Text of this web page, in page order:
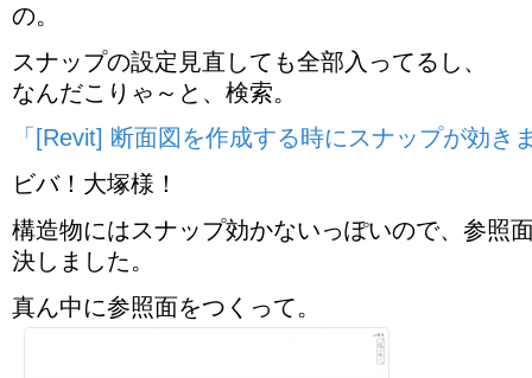
の。
スナップの設定見直しても全部入ってるし、
なんだこりゃ～と、検索。
「[Revit] 断面図を作成する時にスナップが効き
ビバ！大塚様！
構造物にはスナップ効かないっぽいので、参照
決しました。
真ん中に参照面をつくって。